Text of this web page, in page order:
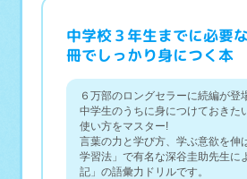
中学校３年生までに必要
冊でしっかり身につく本
６万部のロングセラーに続編が登
中学生のうちに身につけておきた
使い方をマスター!
言葉の力と学び方、学ぶ意欲を伸
学習法」で有名な深谷圭助先生に
記」の語彙力ドリルです。